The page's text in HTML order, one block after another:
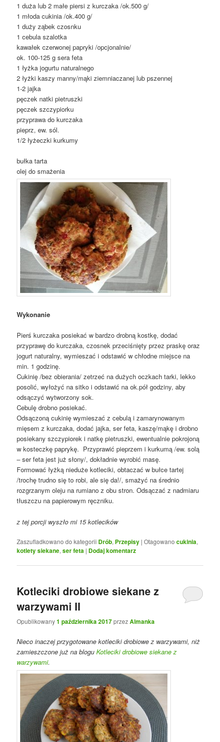
1 duża lub 2 małe piersi z kurczaka /ok.500 g/
1 młoda cukinia /ok.400 g/
1 duży ząbek czosnku
1 cebula szalotka
kawałek czerwonej papryki /opcjonalnie/
ok. 100-125 g sera feta
1 łyżka jogurtu naturalnego
2 łyżki kaszy manny/mąki ziemniaczanej lub pszennej
1-2 jajka
pęczek natki pietruszki
pęczek szczypiorku
przyprawa do kurczaka
pieprz, ew. sól.
1/2 łyżeczki kurkumy
bułka tarta
olej do smażenia
Wykonanie
Pierś kurczaka posiekać w bardzo drobną kostkę, dodać
przyprawę do kurczaka, czosnek przeciśnięty przez praskę oraz
jogurt naturalny, wymieszać i odstawić w chłodne miejsce na
min. 1 godzinę.
Cukinię /bez obierania/ zetrzeć na dużych oczkach tarki, lekko
posolić, wyłożyć na sitko i odstawić na ok.pół godziny, aby
odsączyć wytworzony sok.
Cebulę drobno posiekać.
Odsączoną cukinię wymieszać z cebulą i zamarynowanym
mięsem z kurczaka, dodać jajka, ser feta, kaszę/mąkę i drobno
posiekany szczypiorek i natkę pietruszki, ewentualnie pokrojoną
w kosteczkę paprykę. Przyprawić pieprzem i kurkumą /ew. solą
– ser feta jest już słony/, dokładnie wyrobić masę.
Formować łyżką nieduże kotleciki, obtaczać w bułce tartej
/trochę trudno się to robi, ale się da!/, smażyć na średnio
rozgrzanym oleju na rumiano z obu stron. Odsączać z nadmiaru
tłuszczu na papierowym ręczniku.
z tej porcji wyszło mi 15 kotlecików
Zaszufladkowano do kategorii Drób, Przepisy |Otagowano cukinia,
kotlety siekane,ser feta | Dodaj komentarz
Kotleciki drobiowe siekane z
warzywami II
Opublikowany1 października 2017przezAlmanka
Nieco inaczej przygotowane kotleciki drobiowe z warzywami, niż
zamieszczone już na bloguKotleciki drobiowe siekane z
warzywami.